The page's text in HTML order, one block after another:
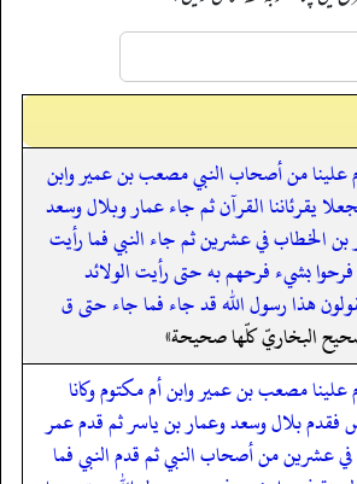
من أصحاب النبي مصعب بن عمير وابن
يقرئاننا القرآن ثم جاء عمار وبلال وسعد
الخطاب في عشرين ثم جاء النبي فما رأيت
فرحوا بشيء فرحهم به حتى رأيت الولائد
هذا رسول الله قد جاء فما جاء حتى ق
البخاريّ كلّها صحيحة»
مصعب بن عمير وابن أم مكتوم وكانا
فقدم بلال وسعد وعمار بن ياسر ثم قدم عمر
عشرين من أصحاب النبي ثم قدم النبي فما